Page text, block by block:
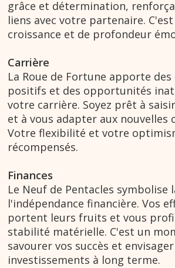
grâce et détermination,
liens avec votre partenaire.
croissance et de profondeur
Carrière
La Roue de Fortune apporte
positifs et des opportunités
votre carrière. Soyez prêt à
et à vous adapter aux nouvelles
Votre flexibilité et votre
récompensés.
Finances
Le Neuf de Pentacles symbolise
l'indépendance financière. Vos
portent leurs fruits et vous
stabilité matérielle. C'est un
savourer vos succès et
investissements à long terme.